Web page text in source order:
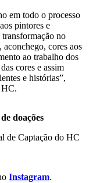
em todo o processo
pintores e
no
cores aos
ao trabalho dos
cores e assim
e histórias”,
HC.
doações
de Captação do HC
Instagram.